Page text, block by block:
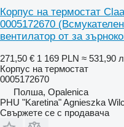
Корпус на термостат
0005172670
вентилатор от за
271,50 € 1 169 PLN ≈ 531,90
Корпус на термостат
0005172670
Полша, Opalenica
PHU "Karetina" Agnieszka
Свържете се с продавача